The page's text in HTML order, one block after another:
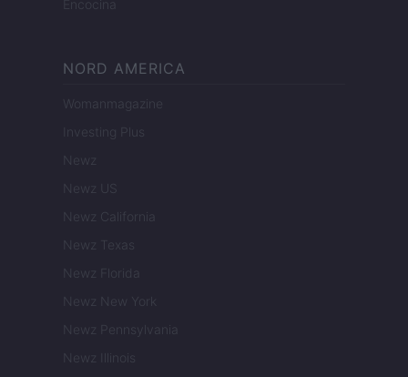
Encocina
NORD AMERICA
Womanmagazine
Investing Plus
Newz
Newz US
Newz California
Newz Texas
Newz Florida
Newz New York
Newz Pennsylvania
Newz Illinois